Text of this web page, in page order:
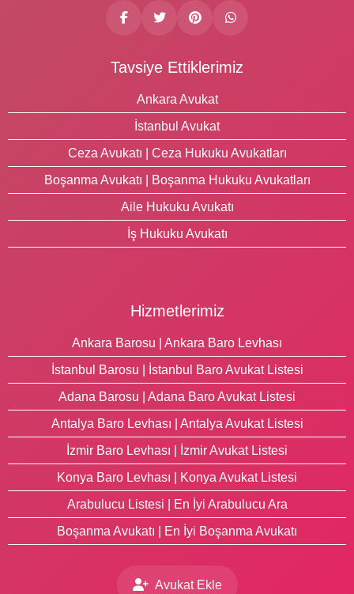
Tavsiye Ettiklerimiz
Ankara Avukat
İstanbul Avukat
Ceza Avukatı | Ceza Hukuku Avukatları
Boşanma Avukatı | Boşanma Hukuku Avukatları
Aile Hukuku Avukatı
İş Hukuku Avukatı
Hizmetlerimiz
Ankara Barosu | Ankara Baro Levhası
İstanbul Barosu | İstanbul Baro Avukat Listesi
Adana Barosu | Adana Baro Avukat Listesi
Antalya Baro Levhası | Antalya Avukat Listesi
İzmir Baro Levhası | İzmir Avukat Listesi
Konya Baro Levhası | Konya Avukat Listesi
Arabulucu Listesi | En İyi Arabulucu Ara
Boşanma Avukatı | En İyi Boşanma Avukatı
Avukat Ekle